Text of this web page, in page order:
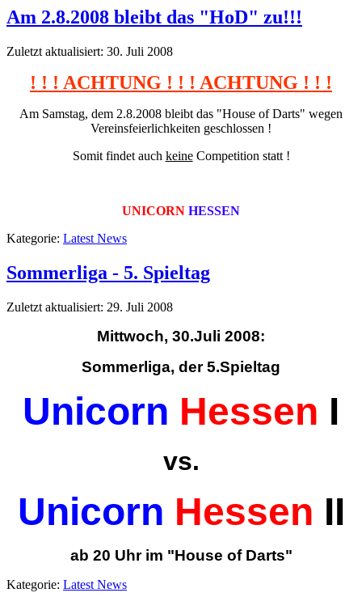
Am 2.8.2008 bleibt das "HoD" zu!!!
Zuletzt aktualisiert: 30. Juli 2008
! ! ! ACHTUNG ! ! ! ACHTUNG ! ! !
Am Samstag, dem 2.8.2008 bleibt das "House of Darts" wegen
Vereinsfeierlichkeiten geschlossen !
Somit findet auch keineCompetition statt !
UNICORN HESSEN
Kategorie: Latest News
Sommerliga - 5. Spieltag
Zuletzt aktualisiert: 29. Juli 2008
Mittwoch, 30.Juli 2008:
Sommerliga, der 5.Spieltag
Unicorn Hessen I
vs.
Unicorn Hessen II
ab 20 Uhr im "House of Darts"
Kategorie: Latest News